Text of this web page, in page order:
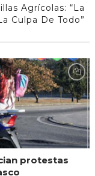
Agrícolas: “La
Culpa De Todo”
protestas